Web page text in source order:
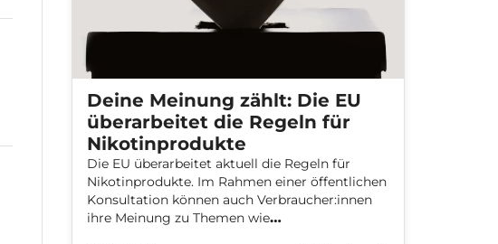
Deine Meinung zählt: Die EU
überarbeitet die Regeln für
Nikotinprodukte
Die EU überarbeitet aktuell die Regeln für
Nikotinprodukte. Im Rahmen einer öffentlichen
Konsultation können auch Verbraucher:innen
ihre Meinung zu Themen wie